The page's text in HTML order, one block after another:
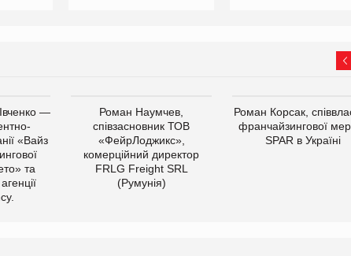
—
«Вайз
та
Роман Наумчев,
співзасновник ТОВ
«ФейрЛоджикс»,
комерційний директор
FRLG Freight SRL
(Румунія)
Роман Корсак,
франчайзингової
SPAR в Україні